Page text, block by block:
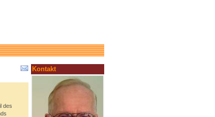
des
Kontakt